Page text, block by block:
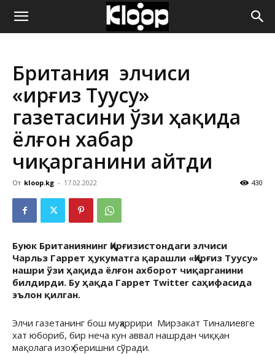
ҚИРҒИЗИСТОН
ЯНГИЛИКЛАРИ
Британия элчиси
«Қирғиз Туусу»
газетасини ўзи ҳақида
ёлғон хабар
чиқарганини айтди
От kloop.kg - 17.02.2022 430
Буюк Британиянинг Қирғизистондаги элчиси
Чарльз Гаррет ҳукуматга қарашли «Қирғиз Туусу»
нашри ўзи ҳақида ёлғон ахборот чиқарганини
билдирди. Бу ҳақда Гаррет Twitter саҳифасида
эълон қилган.
Элчи газетанинг бош муҳаррири Мирзакат Тиналиевге
хат юбориб, бир неча кун аввал нашрдан чиққан
мақолага изоҳ беришни сўради.